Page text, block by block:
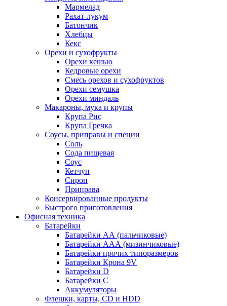
Мармелад
Рахат-лукум
Батончик
Хлебцы
Кекс
Орехи и сухофрукты
Орехи кешью
Кедровые орехи
Смесь орехов и сухофруктов
Орехи семушка
Орехи миндаль
Макароны, мука и крупы
Крупа Рис
Крупа Гречка
Соусы, приправы и специи
Соль
Сода пищевая
Соус
Кетчуп
Сироп
Приправа
Консервированные продукты
Быстрого приготовления
Офисная техника
Батарейки
Батарейки АА (пальчиковые)
Батарейки ААА (мизинчиковые)
Батарейки прочих типоразмеров
Батарейки Крона 9V
Батарейки D
Батарейки С
Аккумуляторы
Флешки, карты, CD и HDD